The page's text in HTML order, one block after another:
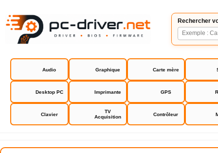
Rechercher
Audio Graphique Carte mère
Desktop PC Imprimante GPS
Clavier
TV
Acquisition
Contrôleur
Qualcomm Atheros Wireless